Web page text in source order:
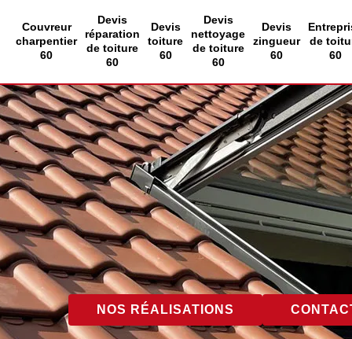
Couvreur
charpentier
60
Devis
réparation
de toiture
60
Devis
toiture
60
Devis
nettoyage
de toiture
60
Devis
zingueur
60
de
60
NOS RÉALISATIONS